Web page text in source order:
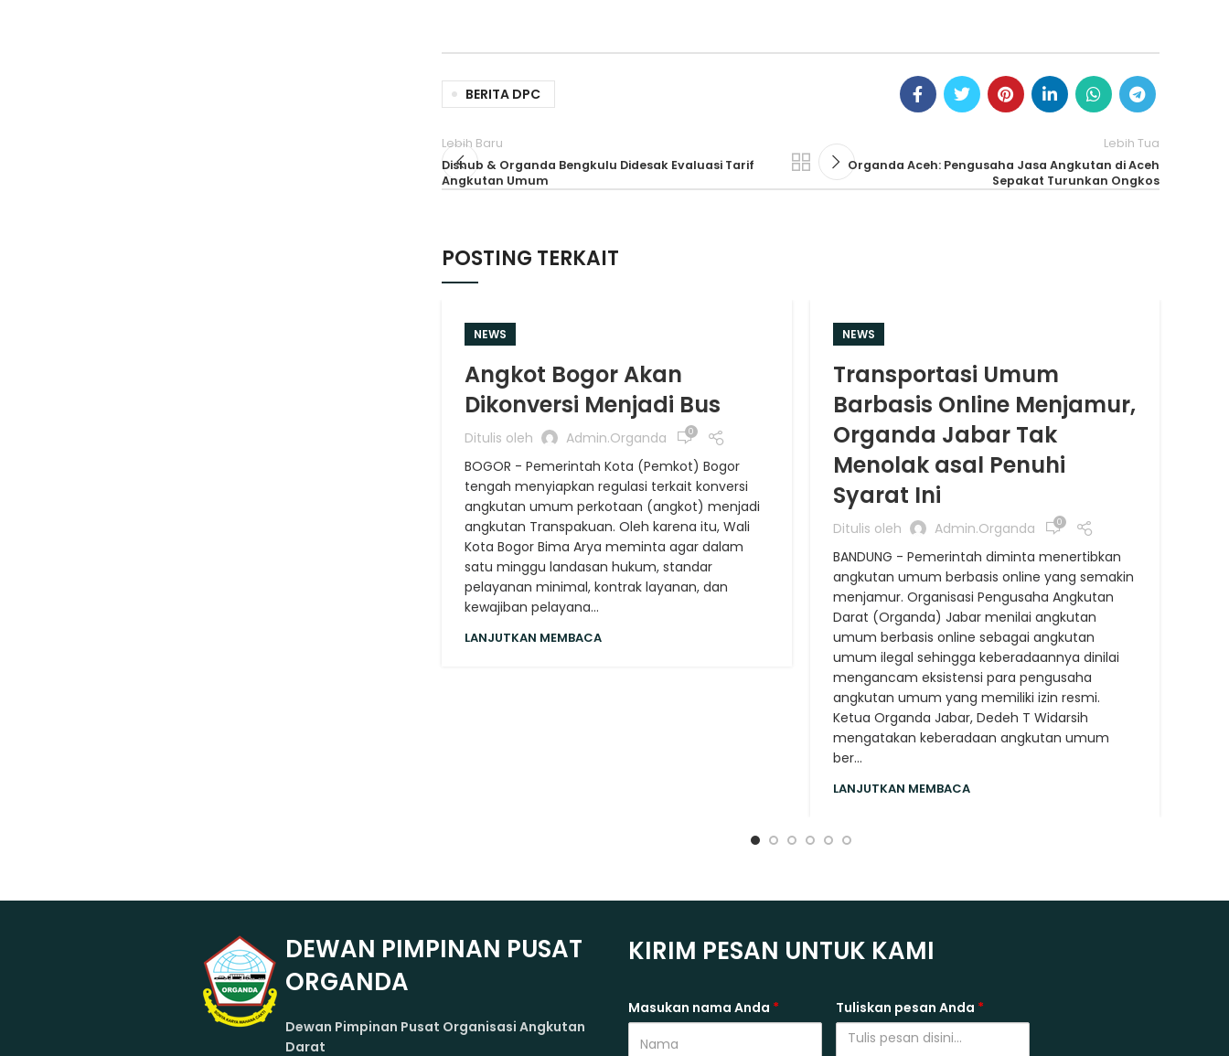
BERITA DPC
Lebih Baru
Dishub & Organda Bengkulu Didesak Evaluasi Tarif
Angkutan Umum
Lebih Tua
Organda Aceh: Pengusaha Jasa Angkutan di Aceh
Sepakat Turunkan Ongkos
POSTING TERKAIT
NEWS
Angkot Bogor Akan
Dikonversi Menjadi Bus
Ditulis oleh Admin.organda 0
BOGOR - Pemerintah Kota (Pemkot) Bogor
tengah menyiapkan regulasi terkait konversi
angkutan umum perkotaan (angkot) menjadi
angkutan Transpakuan. Oleh karena itu, Wali
Kota Bogor Bima Arya meminta agar dalam
satu minggu landasan hukum, standar
pelayanan minimal, kontrak layanan, dan
kewajiban pelayana...
LANJUTKAN MEMBACA
NEWS
Transportasi Umum
Barbasis Online Menjamur,
Organda Jabar Tak
Menolak asal Penuhi
Syarat Ini
Ditulis oleh Admin.organda 0
BANDUNG - Pemerintah diminta menertibkan
angkutan umum berbasis online yang semakin
menjamur. Organisasi Pengusaha Angkutan
Darat (Organda) Jabar menilai angkutan
umum berbasis online sebagai angkutan
umum ilegal sehingga keberadaannya dinilai
mengancam eksistensi para pengusaha
angkutan umum yang memiliki izin resmi.
Ketua Organda Jabar, Dedeh T Widarsih
mengatakan keberadaan angkutan umum
ber...
LANJUTKAN MEMBACA
DEWAN PIMPINAN PUSAT
ORGANDA
Dewan Pimpinan Pusat Organisasi Angkutan
Darat
KIRIM PESAN UNTUK KAMI
Masukan nama Anda * Tuliskan pesan Anda *